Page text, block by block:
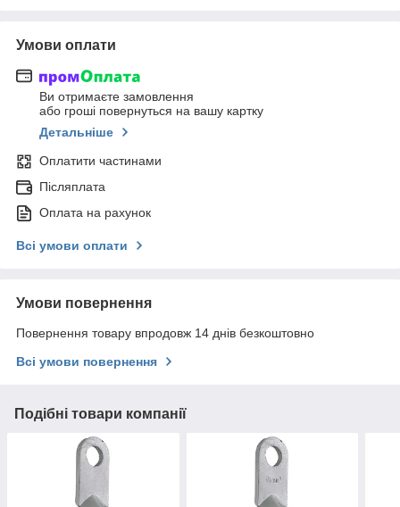
Умови оплати
Ви отримаєте замовлення
або гроші повернуться на вашу картку
Детальніше
Оплатити частинами
Післяплата
Оплата на рахунок
Всі умови оплати
Умови повернення
Повернення товару впродовж 14 днів безкоштовно
Всі умови повернення
Подібні товари компанії